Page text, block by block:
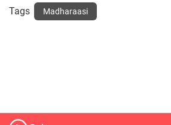
Tags Madharaasi